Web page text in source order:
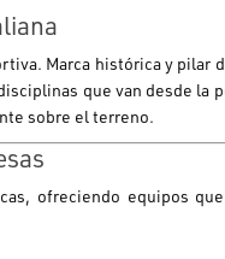
Marca histórica y pilar
que van desde la
sobre el terreno.
ofreciendo equipos